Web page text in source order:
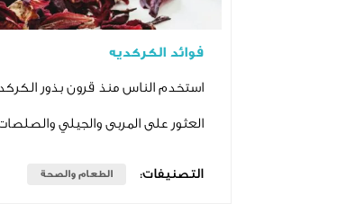
فوائد الكركديه
استخدم الناس منذ قرون بذور
العثور على المربى والجيلي
التصنيفات: الطعام والصحة